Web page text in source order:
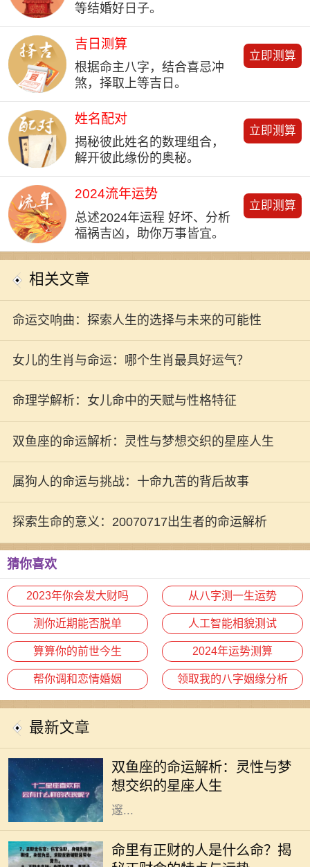
等结婚好日子。
吉日测算
根据命主八字，结合喜忌冲
煞，择取上等吉日。
立即测算
姓名配对
揭秘彼此姓名的数理组合，
解开彼此缘份的奥秘。
立即测算
2024流年运势
总述2024年运程 好坏、分析
福祸吉凶，助你万事皆宜。
立即测算
相关文章
命运交响曲：探索人生的选择与未来的可能性
女儿的生肖与命运：哪个生肖最具好运气？
命理学解析：女儿命中的天赋与性格特征
双鱼座的命运解析：灵性与梦想交织的星座人生
属狗人的命运与挑战：十命九苦的背后故事
探索生命的意义：20070717出生者的命运解析
猜你喜欢
2023年你会发大财吗 从八字测一生运势
测你近期能否脱单 人工智能相貌测试
算算你的前世今生 2024年运势测算
帮你调和恋情婚姻 领取我的八字姻缘分析
最新文章
双鱼座的命运解析：灵性与梦
想交织的星座人生
星座，象征着无尽的灵性与感性。双
鱼座的人通常极具同情心，对周围人
的情感极为敏感，他们像海洋一般深
邃...
命里有正财的人是什么命？揭
命理学是古老而智慧的学问，它通过
分析个人的生辰八字来解读一个人的
命运与性格。在众多命理特征中，正